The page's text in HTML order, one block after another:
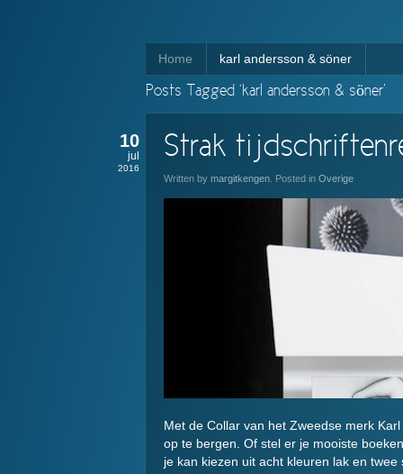
Home karl andersson & söner
Posts Tagged ‘karl andersson & söner’
10
jul
2016
Strak
Written by margitkengen . Posted in Overige
Met de Collar van het Zweedse merk
op te bergen. Of stel er je mooiste
je kan kiezen uit acht kleuren lak en